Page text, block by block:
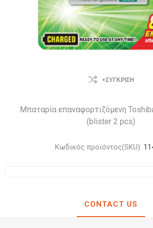
+ΣΎΓΚΡΙΣΗ
Μπαταρία επαναφορτιζόμενη
(blister 2 pcs)
Κωδικός προϊόντος(SKU):
CONTACT US